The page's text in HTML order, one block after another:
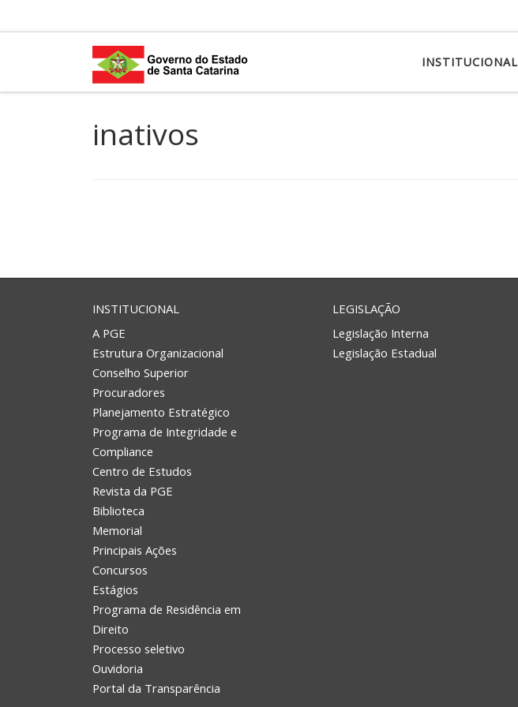
INSTITUCIONAL
inativos
INSTITUCIONAL
A PGE
Estrutura Organizacional
Conselho Superior
Procuradores
Planejamento Estratégico
Programa de Integridade e
Compliance
Centro de Estudos
Revista da PGE
Biblioteca
Memorial
Principais Ações
Concursos
Estágios
Programa de Residência em
Direito
Processo seletivo
Ouvidoria
Portal da Transparência
LEGISLAÇÃO
Legislação Interna
Legislação Estadual